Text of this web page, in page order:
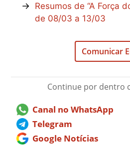
→ Resumos de “A Força
de 08/03 a 13/03
Comunicar
Continue por dentro
Canal no WhatsApp
Telegram
Google Notícias